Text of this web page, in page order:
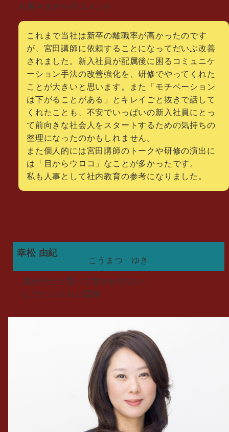
お客さまからのコメント
これまで当社は新卒の離職率が高かったのです
が、宮田講師に依頼することになってだいぶ改善
されました。新入社員が配属後に困るコミュニケ
ーション手法の改善強化を、研修でやってくれた
ことが大きいと思います。また「モチベーション
は下がることがある」とキレイごと抜きで話して
くれたことも、不安でいっぱいの新入社員にとっ
て前向きな社会人をスタートするための気持ちの
整理になったのかもしれません。
また個人的には宮田講師のトークや研修の演出に
は「目からウロコ」なことが多かったです。
私も人事として社内教育の参考になりました。
幸松 由紀
こうまつ ゆき
我が子だと思って甘やかさない、
しつこいオカン講師